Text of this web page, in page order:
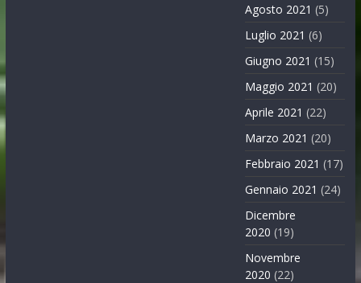
Agosto 2021 (5)
Luglio 2021 (6)
Giugno 2021 (15)
Maggio 2021 (20)
Aprile 2021 (22)
Marzo 2021 (20)
Febbraio 2021 (17)
Gennaio 2021 (24)
Dicembre
2020 (19)
Novembre
2020 (22)